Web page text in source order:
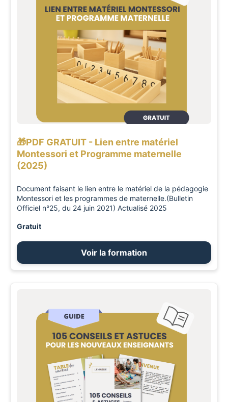
🎁PDF GRATUIT - Lien entre matériel
Montessori et Programme maternelle
(2025)
Document faisant le lien entre le matériel de la pédagogie
Montessori et les programmes de maternelle.(Bulletin
Officiel n°25, du 24 juin 2021) Actualisé 2025
Gratuit
Voir la formation